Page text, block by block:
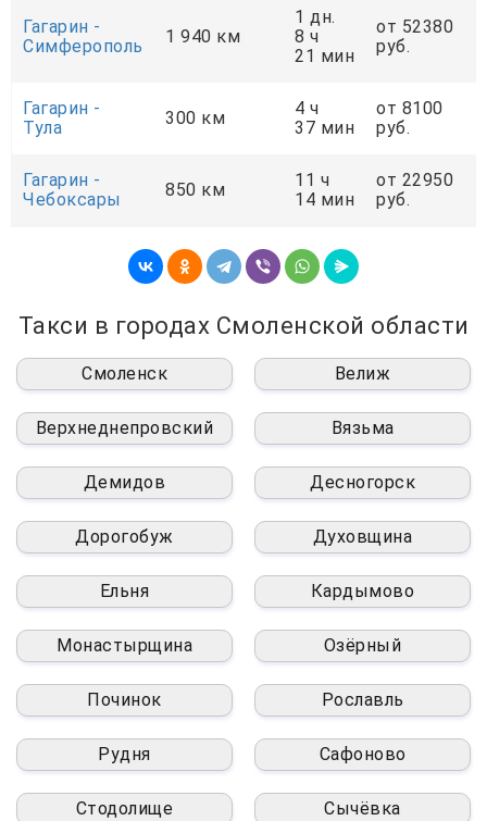
Гагарин -
Симферополь
1 940 км
1 дн.
8 ч
21 мин
от 52380
руб.
Гагарин -
Тула
300 км
4 ч
37 мин
от 8100
руб.
Гагарин -
Чебоксары
850 км
11 ч
14 мин
от 22950
руб.
Такси в городах Смоленской области
Смоленск Велиж
Верхнеднепровский Вязьма
Демидов Десногорск
Дорогобуж Духовщина
Ельня Кардымово
Монастырщина Озёрный
Починок Рославль
Рудня Сафоново
Стодолище Сычёвка